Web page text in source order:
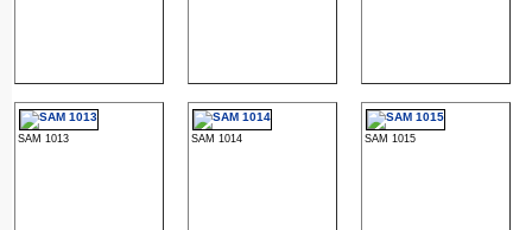
SAM 1013 SAM 1014 SAM 1015